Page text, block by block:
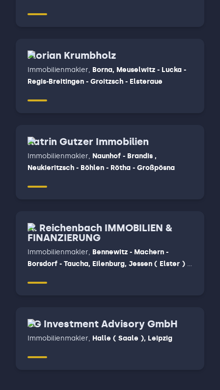
Florian Krumbholz
Immobilienmakler, Borna, Meuselwitz - Lucka -
Regis-Breitingen - Groitzsch - Elsteraue
Katrin Gutzer Immobilien
Immobilienmakler, Naunhof - Brandis ,
Neukieritzsch - Böhlen - Rötha - Großpösna
A. Reichenbach IMMOBILIEN &
FINANZIERUNG
Immobilienmakler, Bennewitz - Machern -
Borsdorf - Taucha, Eilenburg, Jessen ( Elster ) -
SG Investment Advisory GmbH
Immobilienmakler, Halle ( Saale ), Leipzig